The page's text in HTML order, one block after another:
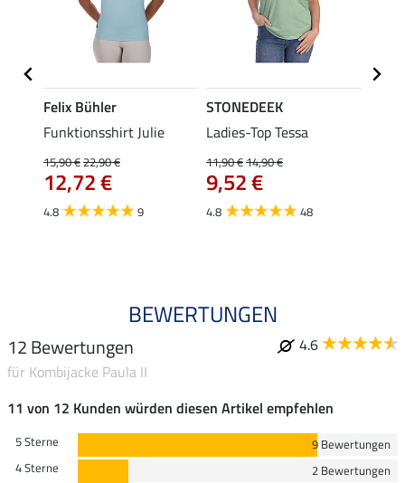
Felix Bühler
Funktionsshirt Julie
15,90 €22,90 €
12,72 €
4.8 9
STONEDEEK
Ladies-Top Tessa
11,90 €14,90 €
9,52 €
4.8 48
BEWERTUNGEN
12 Bewertungen
4.6
für Kombijacke Paula II
11 von 12 Kunden würden diesen Artikel empfehlen
5 Sterne
9 Bewertungen
4 Sterne
2 Bewertungen